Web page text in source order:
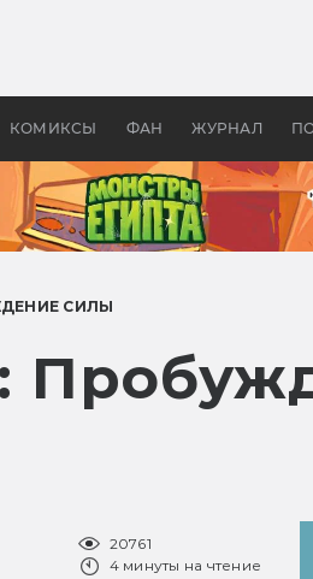
КОМИКСЫ ФАН ЖУРНАЛ
—
бы
СИЛЫ
20761
4 минуты на чтение